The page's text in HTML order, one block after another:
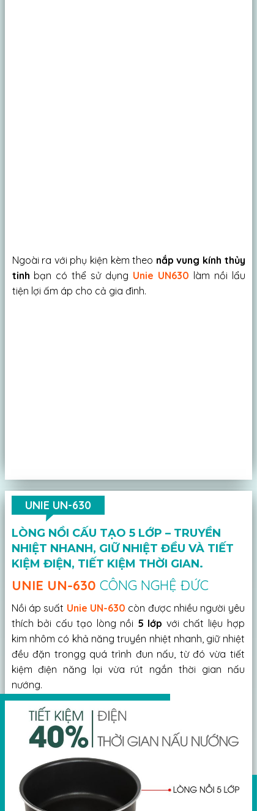
Ngoài ra với phụ kiện kèm theo nắp vung kính thủy
tinh bạn có thể sử dụng Unie UN630 làm nồi lẩu
tiện lợi ấm áp cho cả gia đình.
LÒNG NỒI CẤU TẠO 5 LỚP – TRUYỀN
NHIỆT NHANH, GIỮ NHIỆT ĐỀU VÀ TIẾT
KIỆM ĐIỆN, TIẾT KIỆM THỜI GIAN.
UNIE UN-630 CÔNG NGHỆ ĐỨC
Nồi áp suất Unie UN-630 còn được nhiều người yêu
thích bởi cấu tạo lòng nồi 5 lớp với chất liệu hợp
kim nhôm có khả năng truyền nhiệt nhanh, giữ nhiệt
đều đặn trongg quá trình đun nấu, từ đó vừa tiết
kiệm điện năng lại vừa rút ngắn thời gian nấu
nướng.
UNIE UN-630